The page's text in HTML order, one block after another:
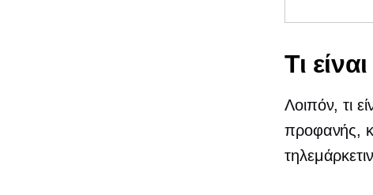
Τι
Λοιπόν, τι
προφανής,